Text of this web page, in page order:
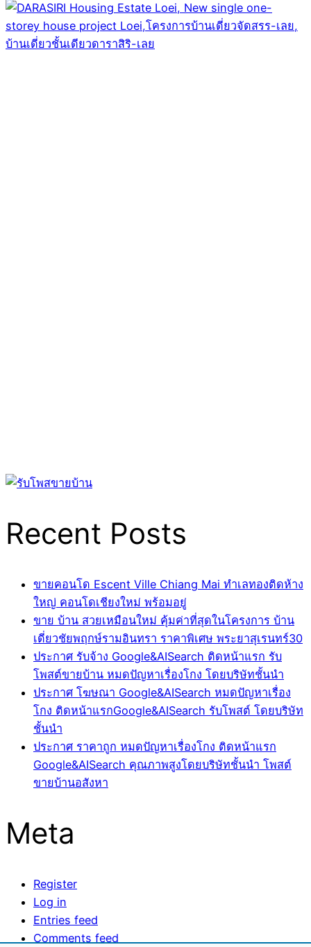
Recent Posts
ขายคอนโด Escent Ville Chiang Mai ทำเลทองติดห้าง
ใหญ่ คอนโดเชียงใหม่ พร้อมอยู่
ขาย บ้าน สวยเหมือนใหม่ คุ้มค่าที่สุดในโครงการ บ้าน
เดี่ยวชัยพฤกษ์รามอินทรา ราคาพิเศษ พระยาสุเรนทร์30
ประกาศ รับจ้าง Google&AISearch ติดหน้าแรก รับ
โพสต์ขายบ้าน หมดปัญหาเรื่องโกง โดยบริษัทชั้นนำ
ประกาศ โฆษณา Google&AISearch หมดปัญหาเรื่อง
โกง ติดหน้าแรกGoogle&AISearch รับโพสต์ โดยบริษัท
ชั้นนำ
ประกาศ ราคาถูก หมดปัญหาเรื่องโกง ติดหน้าแรก
Google&AISearch คุณภาพสูงโดยบริษัทชั้นนำ โพสต์
ขายบ้านอสังหา
Meta
Register
Log in
Entries feed
Comments feed